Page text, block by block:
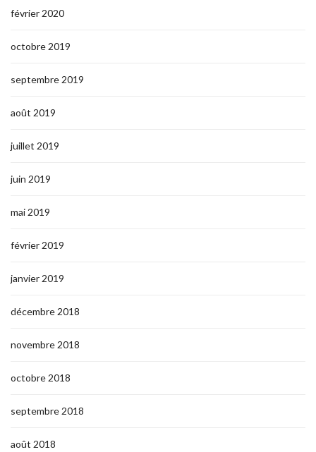
février 2020
octobre 2019
septembre 2019
août 2019
juillet 2019
juin 2019
mai 2019
février 2019
janvier 2019
décembre 2018
novembre 2018
octobre 2018
septembre 2018
août 2018